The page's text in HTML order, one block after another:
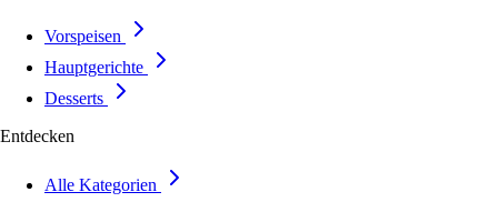
Vorspeisen
Hauptgerichte
Desserts
Entdecken
Alle Kategorien